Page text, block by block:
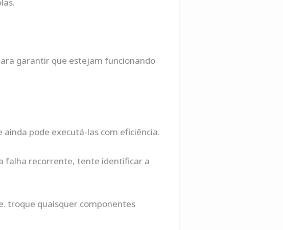
garantir que estejam funcionando
pode executá-las com eficiência.
falha recorrente, tente identificar a
troque quaisquer componentes